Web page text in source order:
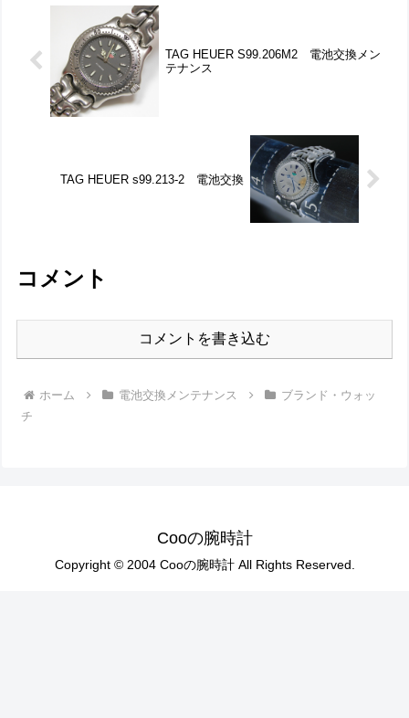
TAG HEUER S99.206M2 電池交換メン
テナンス
TAG HEUER s99.213-2 電池交換
コメント
コメントを書き込む
ホーム 電池交換メンテナンス
ブランド・ウォッ
チ
Cooの腕時計
Copyright © 2004 Cooの腕時計 All Rights Reserved.